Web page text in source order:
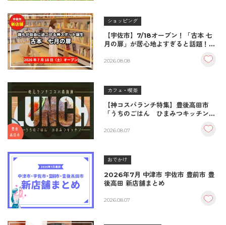
ショッピング
【宇佐市】7/18オープン！「古本 七
月の扉」が居心地よすぎると話題！絶
至福の読書空間
2026.08.08
カフェ・喫茶
【神コスパランチ特集】豊後高田市
「うちのごはん ひまみつキッチン」
＆生姜焼き！
2026.08.07
おでかけ
2026年7月 中津市 宇佐市 豊前市 豊
後高田 新店舗まとめ
2026.08.07